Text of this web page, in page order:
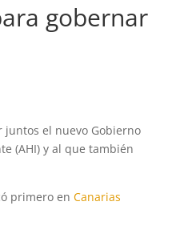
gobernar
juntos el nuevo Gobierno
(AHI) y al que también
primero enCanarias